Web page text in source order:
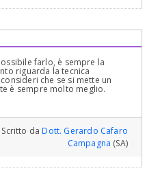
farlo, è sempre la
riguarda la tecnica
che se si mette un
è sempre molto meglio.
Scritto daDott. Gerardo Cafaro
Campagna (SA)